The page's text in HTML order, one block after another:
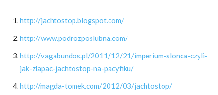
http://jachtostop.blogspot.com/
http://www.podrozposlubna.com/
http://vagabundos.pl/2011/12/21/imperium-slonca-czyli-
jak-zlapac-jachtostop-na-pacyfiku/
http://magda-tomek.com/2012/03/jachtostop/